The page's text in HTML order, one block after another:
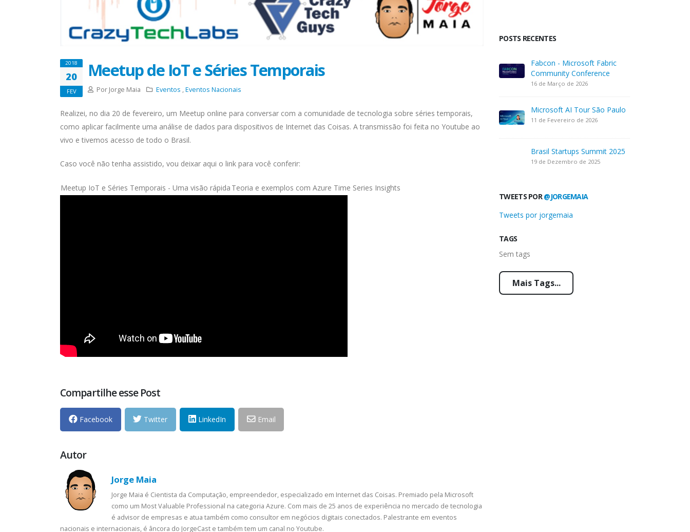
POSTS RECENTES
Fabcon - Microsoft Fabric
Community Conference
16 de Março de 2026
Microsoft AI Tour São Paulo
11 de Fevereiro de 2026
Brasil Startups Summit 2025
19 de Dezembro de 2025
TWEETS POR@JORGEMAIA
Tweets por jorgemaia
TAGS
Sem tags
Mais Tags...
2018
20
FEV
Meetup de IoT e Séries Temporais
Por Jorge Maia Eventos ,Eventos Nacionais
Realizei, no dia 20 de fevereiro, um Meetup online para conversar com a comunidade de tecnologia sobre séries temporais,
como aplicar facilmente uma análise de dados para dispositivos de Internet das Coisas. A transmissão foi feita no Youtube ao
vivo e tivemos acesso de todo o Brasil.
Caso você não tenha assistido, vou deixar aqui o link para você conferir:
Meetup IoT e Séries Temporais - Uma visão rápida Teoria e exemplos com Azure Time Series Insights
Compartilhe esse Post
Facebook Twitter LinkedIn Email
Autor
Jorge Maia
Jorge Maia é Cientista da Computação, empreendedor, especializado em Internet das Coisas. Premiado pela Microsoft
como um Most Valuable Professional na categoria Azure. Com mais de 25 anos de experiência no mercado de tecnologia
é advisor de empresas e atua também como consultor em negócios digitais conectados. Palestrante em eventos
nacionais e internacionais, é âncora do JorgeCast e também tem um canal no Youtube.